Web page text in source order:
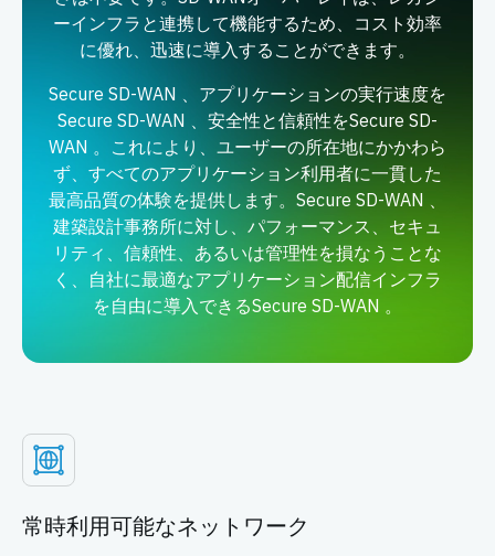
ーインフラと連携して機能するため、コスト効率
に優れ、迅速に導入することができます。
Secure SD-WAN 、アプリケーションの実行速度を
Secure SD-WAN 、安全性と信頼性をSecure SD-
WAN 。これにより、ユーザーの所在地にかかわら
ず、すべてのアプリケーション利用者に一貫した
最高品質の体験を提供します。Secure SD-WAN 、
建築設計事務所に対し、パフォーマンス、セキュ
リティ、信頼性、あるいは管理性を損なうことな
く、自社に最適なアプリケーション配信インフラ
を自由に導入できるSecure SD-WAN 。
常時利用可能なネットワーク